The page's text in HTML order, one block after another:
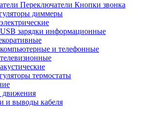
Переключатели Кнопки звонка
диммеры
зарядки информационные
и телефонные
термостаты
движения
и выводы кабеля